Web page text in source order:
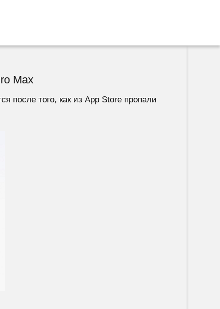
Max
после того, как из App Store пропали